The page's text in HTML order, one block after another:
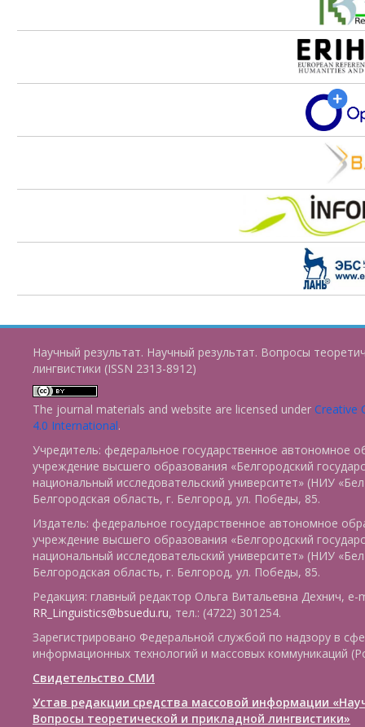
Научный результат. Научный результат. Вопросы
лингвистики (ISSN 2313-8912)
The journal materials and website are licensed under Creative
4.0 International.
Учредитель: федеральное государственное автономное
учреждение высшего образования «Белгородский
национальный исследовательский университет» (НИУ
Белгородская область, г. Белгород, ул. Победы, 85.
Издатель: федеральное государственное автономное
учреждение высшего образования «Белгородский
национальный исследовательский университет» (НИУ
Белгородская область, г. Белгород, ул. Победы, 85.
Редакция: главный редактор Ольга Витальевна Дехнич, e-
RR_Linguistics@bsuedu.ru, тел.: (4722) 301254.
Зарегистрировано Федеральной службой по надзору в
информационных технологий и массовых коммуникаций
Свидетельство СМИ
Устав редакции средства массовой информации
Вопросы теоретической и прикладной лингвистики»